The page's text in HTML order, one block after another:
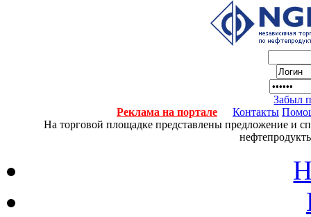
Забыл
Реклама на портале
Контакты
На торговой площадке представлены предложение и